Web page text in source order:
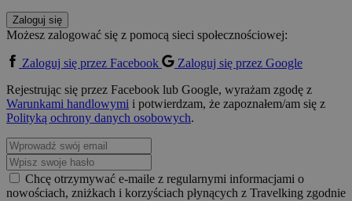
Zaloguj się
Możesz zalogować się z pomocą sieci społecznościowej:
Zaloguj się przez Facebook
Zaloguj się przez Google
Rejestrując się przez Facebook lub Google, wyrażam zgodę z
Warunkami handlowymi i potwierdzam, że zapoznałem/am się z
Polityką ochrony danych osobowych.
Chcę otrzymywać e-maile z regularnymi informacjami o
nowościach, zniżkach i korzyściach płynących z Travelking zgodnie